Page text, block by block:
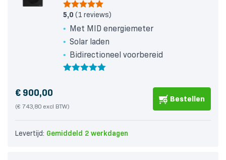
5,0 (1 reviews)
Met MID energiemeter
Solar laden
Bidirectioneel voorbereid
€ 900,00
(€ 743,80 excl BTW)
Bestellen
Levertijd: Gemiddeld 2 werkdagen